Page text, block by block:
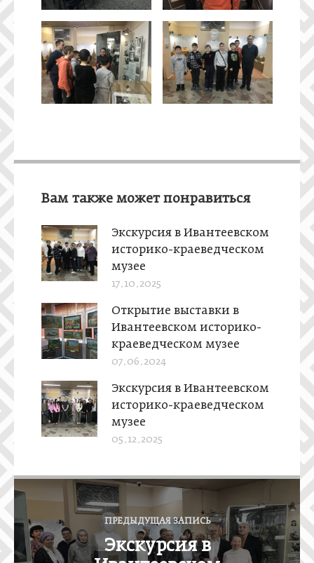
Вам также может понравиться
Экскурсия в Ивантеевском
историко-краеведческом
музее
17.10.2025
Открытие выставки в
Ивантеевском историко-
краеведческом музее
07.06.2024
Экскурсия в Ивантеевском
историко-краеведческом
музее
05.12.2025
Н
и
ПРЕДЫДУЩАЯ ЗАПИСЬ
Экскурсия в